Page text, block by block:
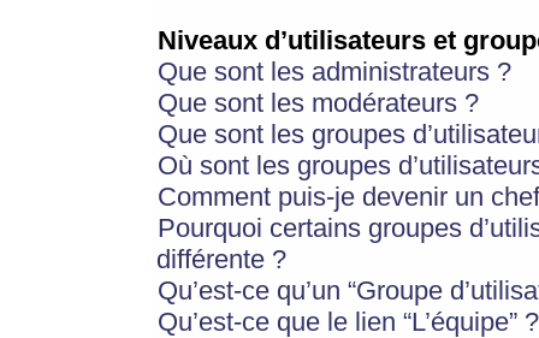
Niveaux d’utilisateurs et
Que sont les administrateurs ?
Que sont les modérateurs ?
Que sont les groupes
Où sont les groupes
Comment puis-je devenir un
Pourquoi certains groupes
différente ?
Qu’est-ce qu’un “Groupe
Qu’est-ce que le lien “L’équipe” ?